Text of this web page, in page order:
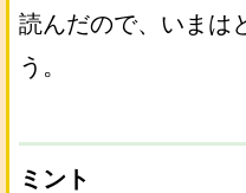
読んだので、いまは
う。
ミント